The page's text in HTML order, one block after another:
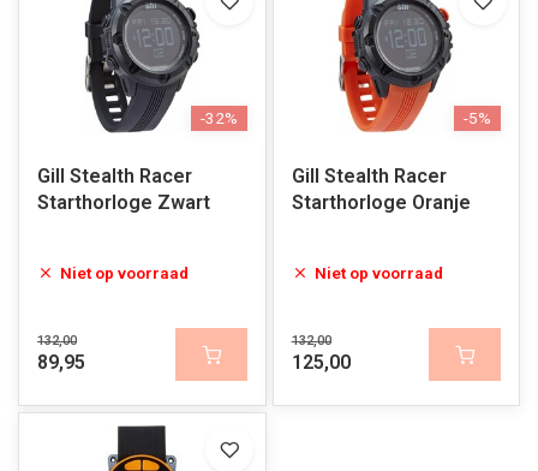
-32%
Gill Stealth Racer
Starthorloge Zwart
Niet op voorraad
132,00
89,95
-5%
Gill Stealth Racer
Starthorloge Oranje
Niet op voorraad
132,00
125,00